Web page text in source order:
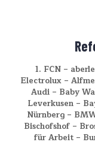
1. FCN –
Electrolux –
Audi – Baby
Leverkusen –
Nürnberg –
Bischofshof –
für Arbeit –